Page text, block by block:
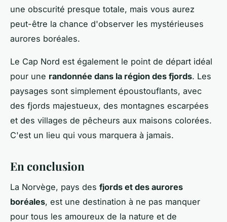
une obscurité presque totale, mais vous aurez
peut-être la chance d'observer les mystérieuses
aurores boréales.
Le Cap Nord est également le point de départ idéal
pour une randonnée dans la région des fjords. Les
paysages sont simplement époustouflants, avec
des fjords majestueux, des montagnes escarpées
et des villages de pêcheurs aux maisons colorées.
C'est un lieu qui vous marquera à jamais.
En conclusion
La Norvège, pays des fjords et des aurores
boréales, est une destination à ne pas manquer
pour tous les amoureux de la nature et de